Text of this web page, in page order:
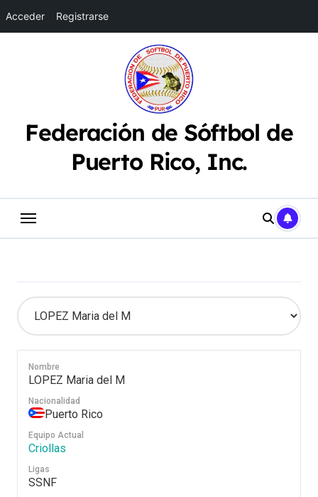
Acceder Registrarse
Federación de Sóftbol de
Puerto Rico, Inc.
Nombre
LOPEZ Maria del M
Nacionalidad
Puerto Rico
Equipo Actual
Criollas
Ligas
SSNF